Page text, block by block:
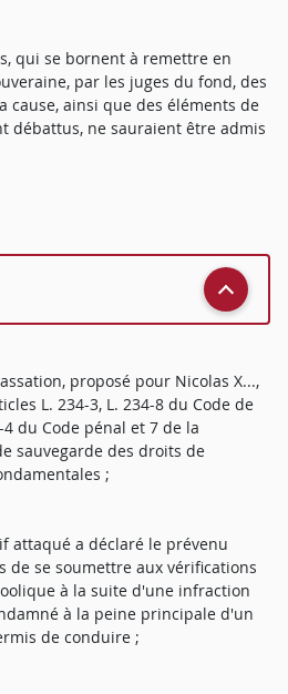
qui se bornent à remettre en
par les juges du fond, des
cause, ainsi que des éléments de
débattus, ne sauraient être admis
proposé pour Nicolas X...,
L. 234-3, L. 234-8 du Code de
du Code pénal et 7 de la
sauvegarde des droits de
;
attaqué a déclaré le prévenu
de se soumettre aux vérifications
à la suite d'une infraction
à la peine principale d'un
de conduire ;